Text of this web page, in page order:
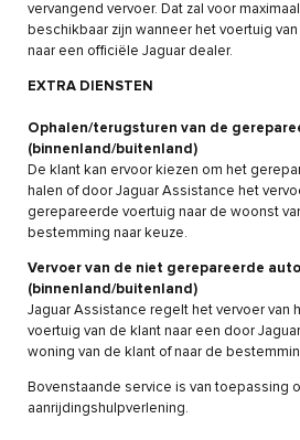
vervangend vervoer. Dat zal voor
beschikbaar zijn wanneer het voertuig
naar een officiële Jaguar dealer.
EXTRA DIENSTEN
Ophalen/terugsturen van de
(binnenland/buitenland)
De klant kan ervoor kiezen om het
halen of door Jaguar Assistance het
gerepareerde voertuig naar de woonst
bestemming naar keuze.
Vervoer van de niet gerepareerde auto
(binnenland/buitenland)
Jaguar Assistance regelt het vervoer van
voertuig van de klant naar een door
woning van de klant of naar de
Bovenstaande service is van toepassing
aanrijdingshulpverlening.